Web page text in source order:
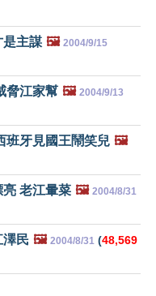
是主謀 🖼️ 2004/9/15
脅江家幫 🖼️ 2004/9/13
班牙見國王鬧笑兒 🖼️
老江暈菜 🖼️ 2004/8/31
澤民 🖼️ 2004/8/31 (48,569